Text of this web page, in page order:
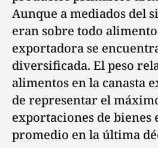
Aunque a mediados del
eran sobre todo
exportadora se
diversificada. El peso
alimentos en la canasta
de representar el
exportaciones de bienes
promedio en la última